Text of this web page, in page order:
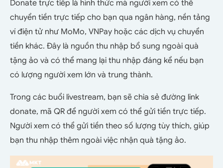
Donate trực tiếp là hình thức mà người xem có thể
chuyển tiền trực tiếp cho bạn qua ngân hàng, nền tảng
ví điện tử như MoMo, VNPay hoặc các dịch vụ chuyển
tiền khác. Đây là nguồn thu nhập bổ sung ngoài quà
tặng ảo và có thể mang lại thu nhập đáng kể nếu bạn
có lượng người xem lớn và trung thành.
Trong các buổi livestream, bạn sẽ chia sẻ đường link
donate, mã QR để người xem có thể gửi tiền trực tiếp.
Người xem có thể gửi tiền theo số lượng tùy thích, giúp
bạn thu nhập thêm ngoài việc nhận quà tặng ảo.